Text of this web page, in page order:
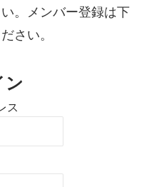
。メンバー登録は下
さい。
ン
ス